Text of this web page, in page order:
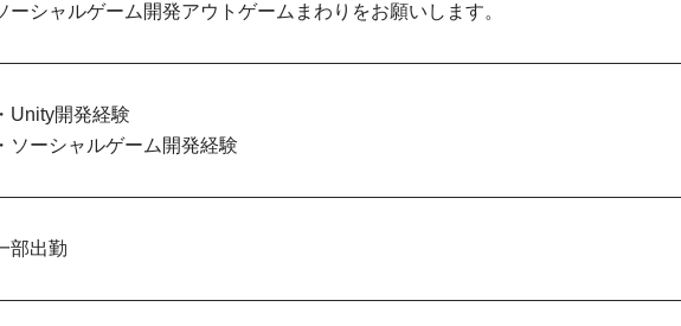
ーシャルゲーム開発アウトゲームまわりをお願いします。
・Unity開発経験
・ソーシャルゲーム開発経験
部出勤